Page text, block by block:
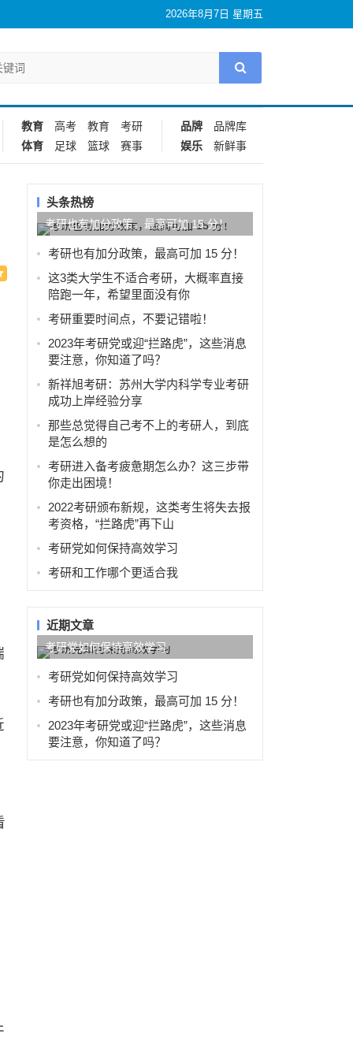
2026年8月7日 星期五
教育 高考 教育
考研
体育
足球 篮球 赛事
品牌
品牌库
娱乐
新鲜事
头条热榜
考研也有加分政策，最高可加 15 分！
考研也有加分政策，最高可加 15 分！
这3类大学生不适合考研，大概率直接
陪跑一年，希望里面没有你
考研重要时间点，不要记错啦！
2023年考研党或迎“拦路虎”，这些消息
要注意，你知道了吗？
新祥旭考研：苏州大学内科学专业考研
成功上岸经验分享
那些总觉得自己考不上的考研人，到底
是怎么想的
考研进入备考疲惫期怎么办？这三步带
你走出困境！
2022考研颁布新规，这类考生将失去报
考资格，“拦路虎”再下山
考研党如何保持高效学习
考研和工作哪个更适合我
近期文章
考研党如何保持高效学习
考研党如何保持高效学习
考研也有加分政策，最高可加 15 分！
2023年考研党或迎“拦路虎”，这些消息
要注意，你知道了吗？